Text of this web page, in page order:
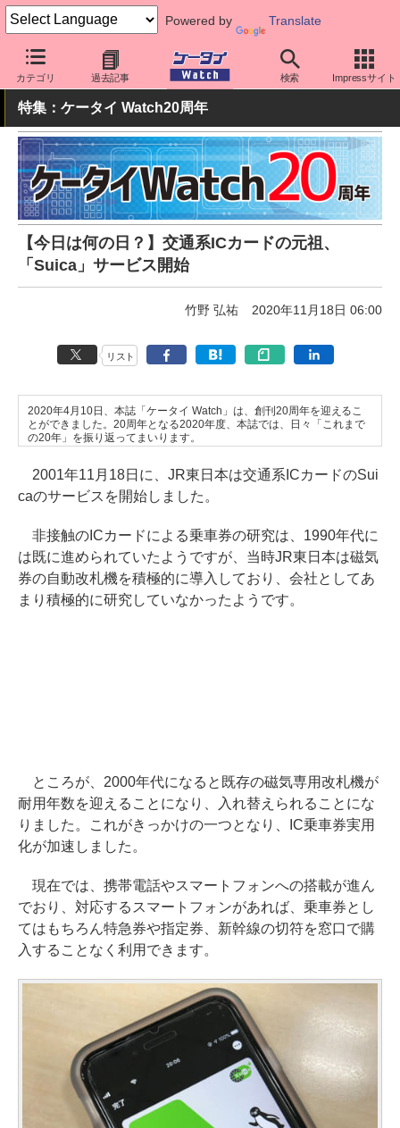
Powered by Translate
カテゴリ 過去記事 検索 Impressサイト
ケータイ Watch アプリ・サービス 決済/金融
特集：ケータイ Watch20周年
【今日は何の日？】交通系ICカードの元祖、
「Suica」サービス開始
竹野 弘祐 2020年11月18日 06:00
リスト
2020年4月10日、本誌「ケータイ Watch」は、創刊20周年を迎えるこ
とができました。20周年となる2020年度、本誌では、日々「これまで
の20年」を振り返ってまいります。
2001年11月18日に、JR東日本は交通系ICカードのSui
caのサービスを開始しました。
非接触のICカードによる乗車券の研究は、1990年代に
は既に進められていたようですが、当時JR東日本は磁気
券の自動改札機を積極的に導入しており、会社としてあ
まり積極的に研究していなかったようです。
ところが、2000年代になると既存の磁気専用改札機が
耐用年数を迎えることになり、入れ替えられることにな
りました。これがきっかけの一つとなり、IC乗車券実用
化が加速しました。
現在では、携帯電話やスマートフォンへの搭載が進ん
でおり、対応するスマートフォンがあれば、乗車券とし
てはもちろん特急券や指定券、新幹線の切符を窓口で購
入することなく利用できます。